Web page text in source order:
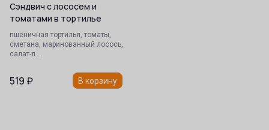
Сэндвич с лососем и
томатами в тортилье
пшеничная тортилья, томаты,
сметана, маринованный лосось,
салат-л…
519 ₽ В корзину